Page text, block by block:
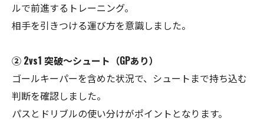
ルで前進するトレーニング。
相手を引きつける運び方を意識しました。
② 2vs1 突破〜シュート（GPあり）
ゴールキーパーを含めた状況で、シュートまで持ち込む
判断を確認しました。
パスとドリブルの使い分けがポイントとなります。